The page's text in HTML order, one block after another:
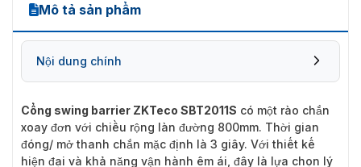
Mô tả sản phẩm
Nội dung chính
Cổng swing barrier ZKTeco SBT2011S có một rào chắn
xoay đơn với chiều rộng làn đường 800mm. Thời gian
đóng/ mở thanh chắn mặc định là 3 giây. Với thiết kế
hiện đại và khả năng vận hành êm ái, đây là lựa chọn lý